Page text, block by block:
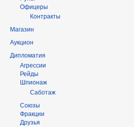
Офицеры
Контракты
Магазин
Аукцион
Дипломатия
Агрессии
Рейды
Шпионаж
Саботаж
Союзы
Фракции
Друзья